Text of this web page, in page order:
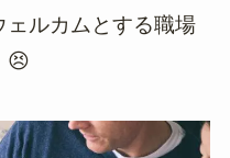
ェルカムとする職場
😣